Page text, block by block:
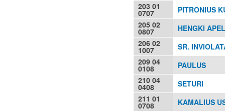
203 01
0707
PITRONIUS
205 02
0807
HENGKI
206 02
1007
SR.
209 04
0108
PAULUS
210 04
0408
SETURI
211 01
0708
KAMALIUS